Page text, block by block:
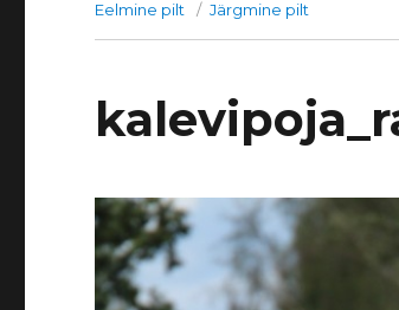
Eelmine pilt Järgmine pilt